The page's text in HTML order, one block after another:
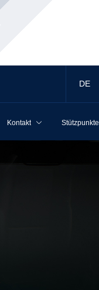
DE
Kontakt Stützpunkte